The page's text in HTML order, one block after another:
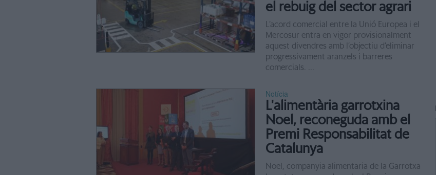
el rebuig del sector agrari
L’acord comercial entre la Unió Europea i el
Mercosur entra en vigor provisionalment
aquest divendres amb l’objectiu d’eliminar
progressivament aranzels i barreres
comercials. ...
Notícia
L'alimentària garrotxina
Noel, reconeguda amb el
Premi Responsabilitat de
Catalunya
Noel, companyia alimentaria de la Garrotxa